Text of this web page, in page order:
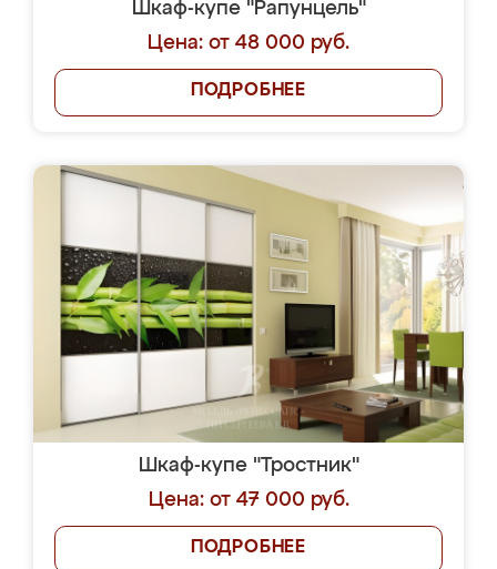
Шкаф-купе "Рапунцель"
Цена: от 48 000 руб.
ПОДРОБНЕЕ
Шкаф-купе "Тростник"
Цена: от 47 000 руб.
ПОДРОБНЕЕ